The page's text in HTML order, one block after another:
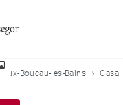
Vieux-Boucau-les-Bains Casa